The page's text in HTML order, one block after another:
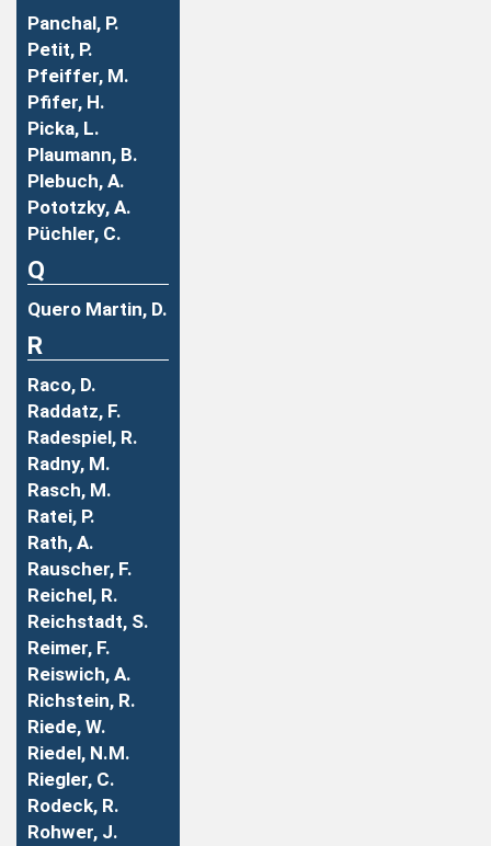
Panchal, P.
Petit, P.
Pfeiffer, M.
Pfifer, H.
Picka, L.
Plaumann, B.
Plebuch, A.
Pototzky, A.
Püchler, C.
Q
Quero Martin, D.
R
Raco, D.
Raddatz, F.
Radespiel, R.
Radny, M.
Rasch, M.
Ratei, P.
Rath, A.
Rauscher, F.
Reichel, R.
Reichstadt, S.
Reimer, F.
Reiswich, A.
Richstein, R.
Riede, W.
Riedel, N.M.
Riegler, C.
Rodeck, R.
Rohwer, J.